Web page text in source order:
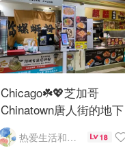
Chicago☘️💖芝加哥
Chinatown唐人街的地下
mini小美食城
热爱生活和自由的轻舞飞扬 18